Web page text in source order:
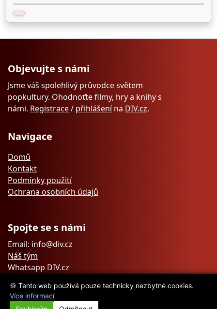
Objevujte s námi
Jsme váš spolehlivý průvodce světem
popkultury. Ohodnoťte filmy, hry a knihy s
námi. Registrace/ přihlášenína DIV.cz.
Navigace
Domů
Kontakt
Podmínky použití
Ochrana osobních údajů
Spojte se s námi
Email: info@div.cz
Náš tým
Whatsapp DIV.cz
🍪 Tento web používá pouze technicky nezbytné cookies.
Více informací